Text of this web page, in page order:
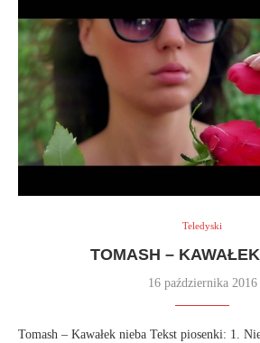
Teledyski
TOMASH –
16 października 2016
Tomash – Kawałek nieba Tekst piosenki: 1.